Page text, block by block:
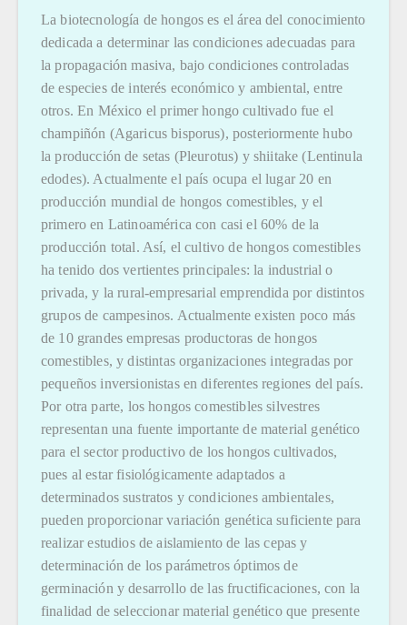
La biotecnología de hongos es el área del conocimiento
dedicada a determinar las condiciones adecuadas para
la propagación masiva, bajo condiciones controladas
de especies de interés económico y ambiental, entre
otros. En México el primer hongo cultivado fue el
champiñón (Agaricus bisporus), posteriormente hubo
la producción de setas (Pleurotus) y shiitake (Lentinula
edodes). Actualmente el país ocupa el lugar 20 en
producción mundial de hongos comestibles, y el
primero en Latinoamérica con casi el 60% de la
producción total. Así, el cultivo de hongos comestibles
ha tenido dos vertientes principales: la industrial o
privada, y la rural-empresarial emprendida por distintos
grupos de campesinos. Actualmente existen poco más
de 10 grandes empresas productoras de hongos
comestibles, y distintas organizaciones integradas por
pequeños inversionistas en diferentes regiones del país.
Por otra parte, los hongos comestibles silvestres
representan una fuente importante de material genético
para el sector productivo de los hongos cultivados,
pues al estar fisiológicamente adaptados a
determinados sustratos y condiciones ambientales,
pueden proporcionar variación genética suficiente para
realizar estudios de aislamiento de las cepas y
determinación de los parámetros óptimos de
germinación y desarrollo de las fructificaciones, con la
finalidad de seleccionar material genético que presente